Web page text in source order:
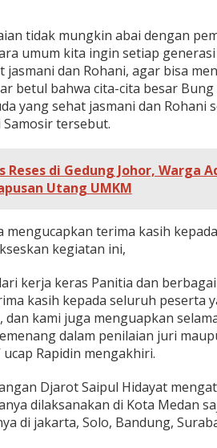
tidak mungkin abai dengan
umum kita ingin setiap
dan Rohani, agar bisa
betul bahwa cita-cita besar
yang sehat jasmani dan Rohani
tersebut.
di Gedung Johor, Warga
Utang UMKM
mengucapkan terima kasih
kegiatan ini,
kerja keras Panitia dan
kasih kepada seluruh peserta
kami juga menguapkan
dalam penilaian juri
Rapidin mengakhiri.
Djarot Saipul Hidayat
dilaksanakan di Kota Medan
di jakarta, Solo, Bandung,